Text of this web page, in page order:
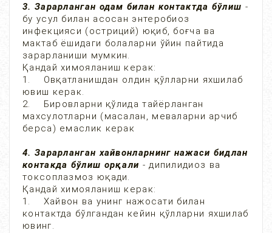
3. Зарарланган одам билан контактда бўлиш -
бу усул билан асосан энтеробиоз
инфекцияси (остриций) юқиб, боғча ва
мактаб ёшидаги болаларни ўйин пайтида
зарарланиши мумкин.
Қандай химояланиш керак:
1. Овқатланишдан олдин қўлларни яхшилаб
ювиш керак.
2. Бировларни қўлида тайёрланган
махсулотларни (масалан, меваларни арчиб
берса) емаслик керак
4. Зарарланган хайвонларнинг нажаси бидлан
контакда бўлиш орқали - дипилидиоз ва
токсоплазмоз юқади.
Қандай химояланиш керак:
1. Хайвон ва унинг нажосати билан
контактда бўлгандан кейин қўлларни яхшилаб
ювинг.